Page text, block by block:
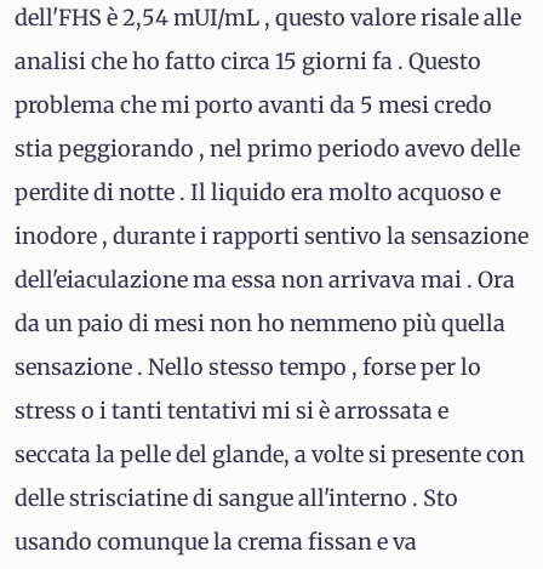
dell'FHS è 2,54 mUI/mL , questo valore risale alle
analisi che ho fatto circa 15 giorni fa . Questo
problema che mi porto avanti da 5 mesi credo
stia peggiorando , nel primo periodo avevo delle
perdite di notte . Il liquido era molto acquoso e
inodore , durante i rapporti sentivo la sensazione
dell'eiaculazione ma essa non arrivava mai . Ora
da un paio di mesi non ho nemmeno più quella
sensazione . Nello stesso tempo , forse per lo
stress o i tanti tentativi mi si è arrossata e
seccata la pelle del glande, a volte si presente con
delle strisciatine di sangue all'interno . Sto
usando comunque la crema fissan e va